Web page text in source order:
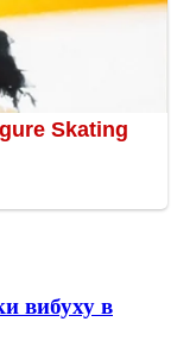
вибуху в